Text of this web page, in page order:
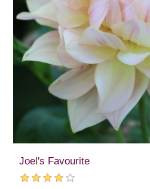
Joel's Favourite